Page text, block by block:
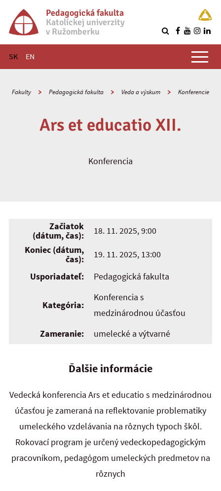
Pedagogická fakulta
Katolíckej univerzity
v Ružomberku
SK EN
Hlavné menu
Fakulty Pedagogická fakulta Veda a výskum Konferencie
Ars et educatio XII.
Konferencia
Začiatok
(dátum, čas):
18. 11. 2025, 9:00
Koniec (dátum,
čas):
19. 11. 2025, 13:00
Usporiadateľ:
Pedagogická fakulta
Kategória:
Konferencia s
medzinárodnou účasťou
Zameranie:
umelecké a výtvarné
Ďalšie informácie
Vedecká konferencia Ars et educatio s medzinárodnou
účasťou je zameraná na reflektovanie problematiky
umeleckého vzdelávania na rôznych typoch škôl.
Rokovací program je určený vedeckopedagogickým
pracovníkom, pedagógom umeleckých predmetov na
rôznych